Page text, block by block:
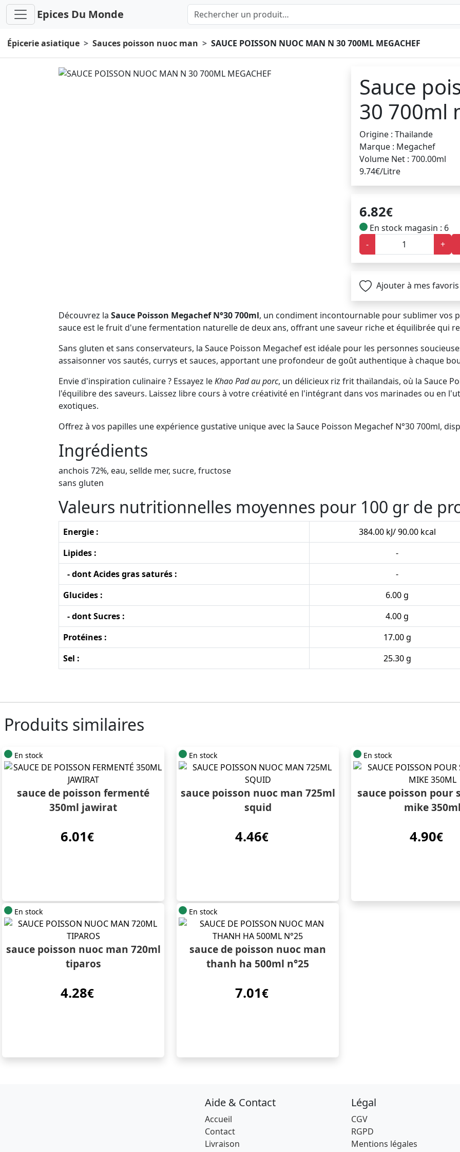
Epices Du Monde
Épicerie asiatique Sauces poisson nuoc man SAUCE POISSON NUOC MAN N 30 700ML MEGACHEF
Sauce
30 700ml
Origine : Thailande
Marque : Megachef
Volume Net : 700.00ml
9.74€/Litre
6.82€
En stock magasin : 6
-
+
Ajouter à mes favoris
Découvrez la Sauce Poisson Megachef N°30 700ml, un condiment incontournable pour sublimer vos
sauce est le fruit d'une fermentation naturelle de deux ans, offrant une saveur riche et équilibrée qui
Sans gluten et sans conservateurs, la Sauce Poisson Megachef est idéale pour les personnes
assaisonner vos sautés, currys et sauces, apportant une profondeur de goût authentique à chaque
Envie d'inspiration culinaire ? Essayez leKhao Pad au porc, un délicieux riz frit thaïlandais, où la Sauce
l'équilibre des saveurs. Laissez libre cours à votre créativité en l'intégrant dans vos marinades ou en
exotiques.
Offrez à vos papilles une expérience gustative unique avec la Sauce Poisson Megachef N°30 700ml,
Ingrédients
anchois 72%, eau, sellde mer, sucre, fructose
sans gluten
Valeurs nutritionnelles moyennes pour 100 gr de
Energie :
384.00 kJ/ 90.00 kcal
Lipides :
-
- dont Acides gras saturés :
-
Glucides :
6.00 g
- dont Sucres :
4.00 g
Protéines :
17.00 g
Sel :
25.30 g
Produits similaires
En stock
sauce de poisson fermenté
350ml jawirat
6.01€
En stock
sauce poisson nuoc man 725ml
squid
4.46€
En stock
sauce poisson pour
mike 350ml
4.90€
En stock
sauce poisson nuoc man 720ml
tiparos
4.28€
En stock
sauce de poisson nuoc man
thanh ha 500ml n°25
7.01€
Aide & Contact
Accueil
Contact
Livraison
Légal
CGV
RGPD
Mentions légales